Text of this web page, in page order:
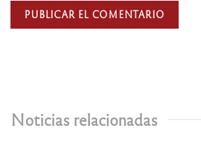
Noticias relacionadas